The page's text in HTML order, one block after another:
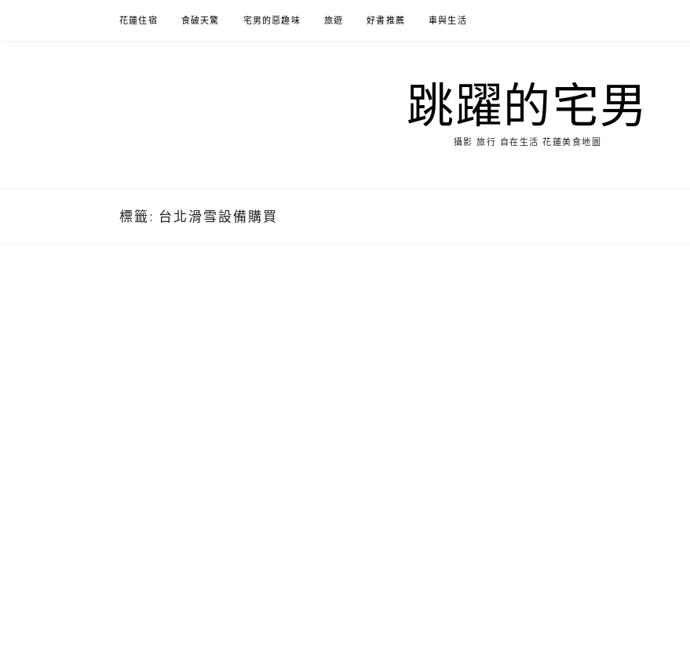
花蓮住宿 食破天驚 宅男的惡趣味 旅遊 好書推薦 車與生活
跳躍的宅男
攝影 旅行 自在生活 花蓮美食地圖
標籤: 台北滑雪設備購買